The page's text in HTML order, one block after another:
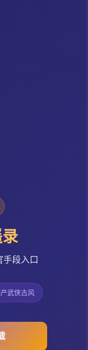
段入口
武侠古风